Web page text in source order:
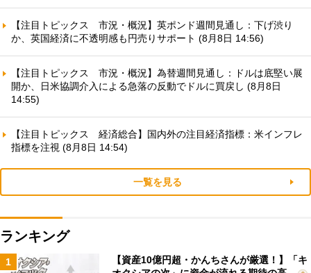
【注目トピックス 市況・概況】英ポンド週間見通し：下げ渋り
か、英国経済に不透明感も円売りサポート (8月8日 14:56)
【注目トピックス 市況・概況】為替週間見通し：ドルは底堅い展
開か、日米協調介入による急落の反動でドルに買戻し (8月8日
14:55)
【注目トピックス 経済総合】国内外の注目経済指標：米インフレ
指標を注視 (8月8日 14:54)
一覧を見る
ランキング
1
【資産10億円超・かんちさんが厳選！】「キ